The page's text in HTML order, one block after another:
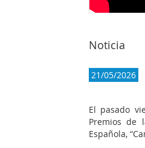
Noticia
21/05/2026
El pasado
Premios de
Española,